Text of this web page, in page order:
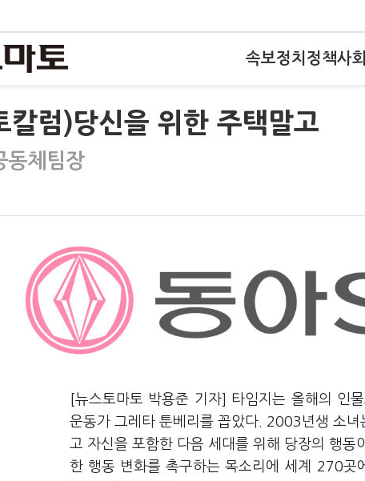
속보정치 정책사회
칼럼)당신을 위한 주택말고
동체팀장
[뉴스토마토 박용준 기자] 타임지는 올해의 인
운동가 그레타 툰베리를 꼽았다. 2003년생 소
고 자신을 포함한 다음 세대를 위해 당장의 행동
한 행동 변화를 촉구하는 목소리에 세계 270